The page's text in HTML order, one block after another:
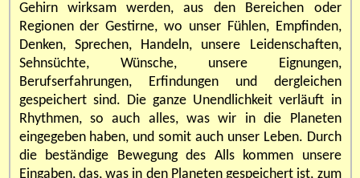
Gehirn wirksam werden, aus den Bereichen oder
Regionen der Gestirne, wo unser Fühlen, Empfinden,
Denken, Sprechen, Handeln, unsere Leidenschaften,
Sehnsüchte, Wünsche, unsere Eignungen,
Berufserfahrungen, Erfindungen und dergleichen
gespeichert sind. Die ganze Unendlichkeit verläuft in
Rhythmen, so auch alles, was wir in die Planeten
eingegeben haben, und somit auch unser Leben. Durch
die beständige Bewegung des Alls kommen unsere
Eingaben, das, was in den Planeten gespeichert ist, zum